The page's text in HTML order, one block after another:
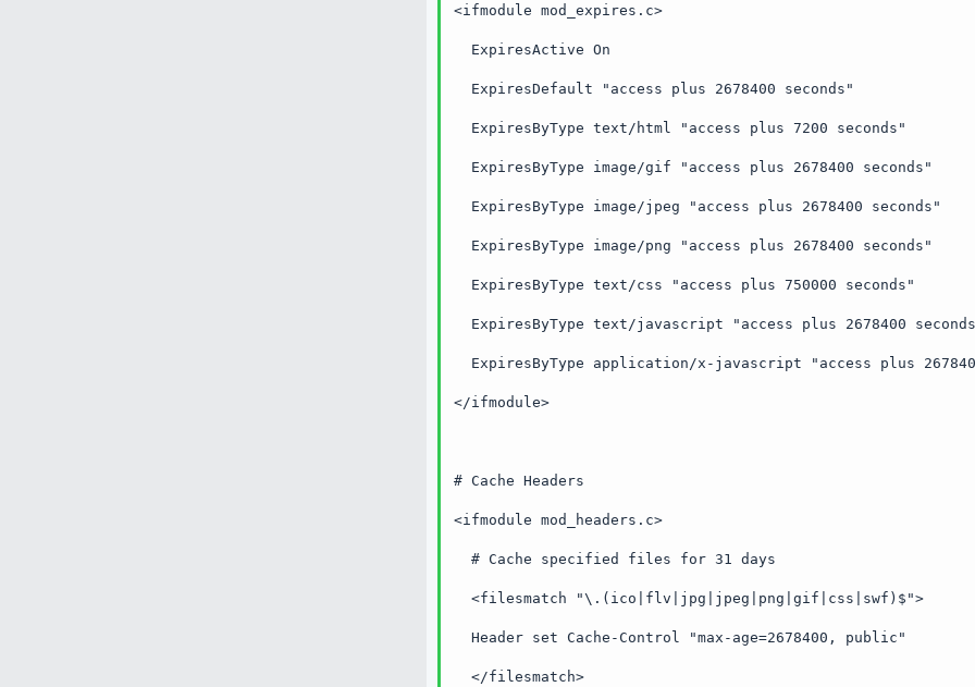
<ifmodule mod_expires.c>
  ExpiresActive On
  ExpiresDefault "access plus 2678400 seconds"
  ExpiresByType text/html "access plus 7200 seconds"
  ExpiresByType image/gif "access plus 2678400 seconds"
  ExpiresByType image/jpeg "access plus 2678400 seconds"
  ExpiresByType image/png "access plus 2678400 seconds"
  ExpiresByType text/css "access plus 750000 seconds"
ExpiresByType text/javascript "access plus 2678400
ExpiresByType application/x-javascript "access plus
</ifmodule>
# Cache Headers
<ifmodule mod_headers.c>
  # Cache specified files for 31 days
  <filesmatch "\.(ico|flv|jpg|jpeg|png|gif|css|swf)$">
  Header set Cache-Control "max-age=2678400, public"
  </filesmatch>